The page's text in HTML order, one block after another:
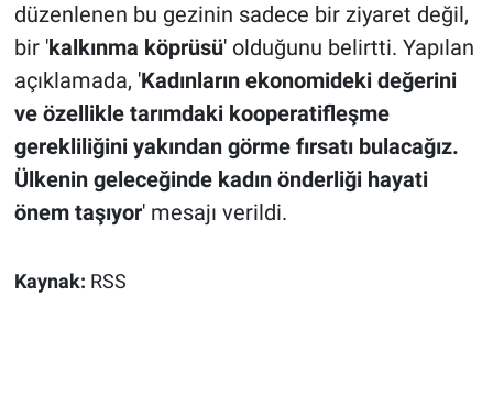
düzenlenen bu gezinin sadece bir ziyaret değil,
bir 'kalkınma köprüsü' olduğunu belirtti. Yapılan
açıklamada, 'Kadınların ekonomideki değerini
ve özellikle tarımdaki kooperatifleşme
gerekliliğini yakından görme fırsatı bulacağız.
Ülkenin geleceğinde kadın önderliği hayati
önem taşıyor' mesajı verildi.
Kaynak: RSS